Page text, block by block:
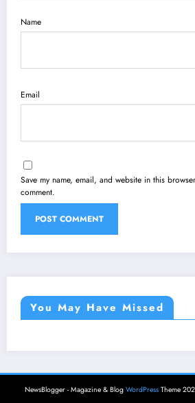
Name
Email
Save my name, email, and website in this
comment.
You May Have Missed
NewsBlogger - Magazine & Blog WordPress Theme